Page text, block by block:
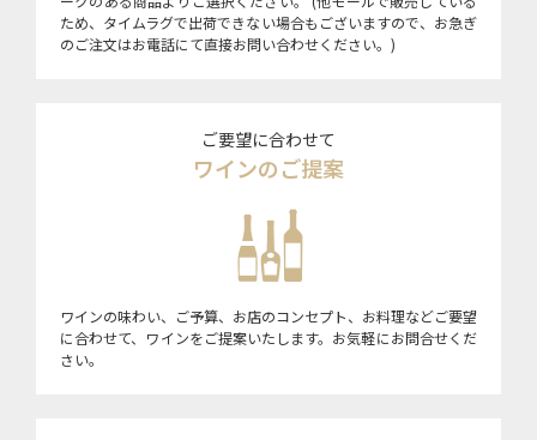
ため、タイムラグで出荷できない場合もございますので、お急ぎ
のご注文はお電話にて直接お問い合わせください。)
ご要望に合わせて
ワインのご提案
ワインの味わい、ご予算、お店のコンセプト、お料理などご要望
に合わせて、ワインをご提案いたします。お気軽にお問合せくだ
さい。